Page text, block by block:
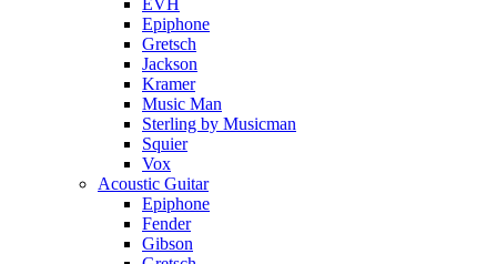
EVH
Epiphone
Gretsch
Jackson
Kramer
Music Man
Sterling by Musicman
Squier
Vox
Acoustic Guitar
Epiphone
Fender
Gibson